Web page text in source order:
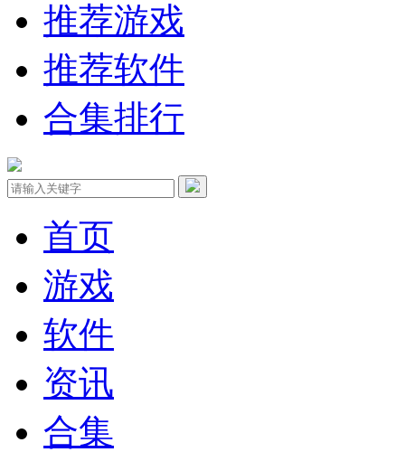
推荐游戏
推荐软件
合集排行
首页
游戏
软件
资讯
合集